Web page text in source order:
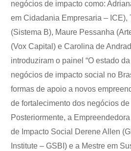
negócios de impacto como:
em Cidadania Empresaria – ICE),
(Sistema B), Maure Pessanha
(Vox Capital) e Carolina de
introduziram o painel “O estado
negócios de impacto social no
formas de apoio a novos
de fortalecimento dos negócios
Posteriormente, a
de Impacto Social Derene Allen
Institute – GSBI) e a Mestre em